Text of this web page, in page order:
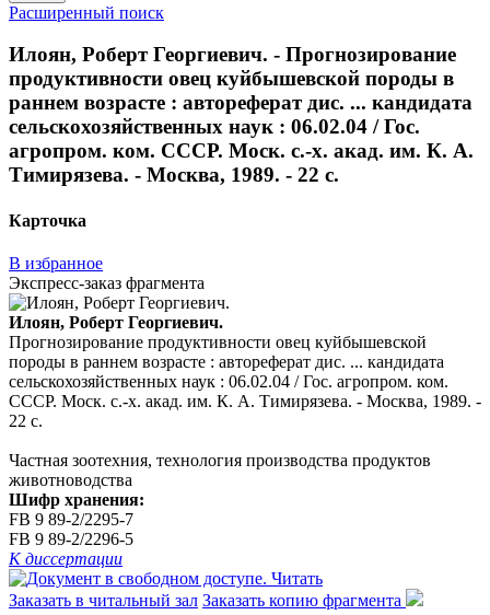
Расширенный поиск
Илоян, Роберт Георгиевич. - Прогнозирование
продуктивности овец куйбышевской породы в
раннем возрасте : автореферат дис. ... кандидата
сельскохозяйственных наук : 06.02.04 / Гос.
агропром. ком. СССР. Моск. с.-х. акад. им. К. А.
Тимирязева. - Москва, 1989. - 22 с.
Карточка
В избранное
Экспресс-заказ фрагмента
Илоян, Роберт Георгиевич.
Прогнозирование продуктивности овец куйбышевской
породы в раннем возрасте : автореферат дис. ... кандидата
сельскохозяйственных наук : 06.02.04 / Гос. агропром. ком.
СССР. Моск. с.-х. акад. им. К. А. Тимирязева. - Москва, 1989. -
22 с.
Частная зоотехния, технология производства продуктов
животноводства
Шифр хранения:
FB 9 89-2/2295-7
FB 9 89-2/2296-5
К диссертации
Читать
Заказать в читальный зал Заказать копию фрагмента